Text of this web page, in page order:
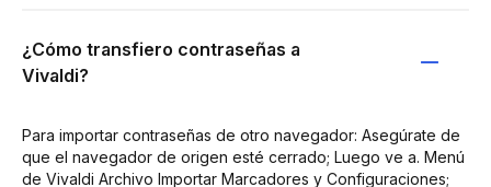
¿Cómo transfiero contraseñas a
Vivaldi?
Para importar contraseñas de otro navegador: Asegúrate de
que el navegador de origen esté cerrado; Luego ve a. Menú
de Vivaldi Archivo Importar Marcadores y Configuraciones;